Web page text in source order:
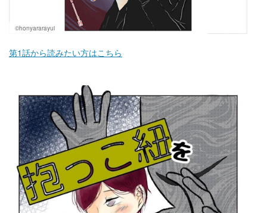
©honyararayui
第1話から読みたい方はこちら